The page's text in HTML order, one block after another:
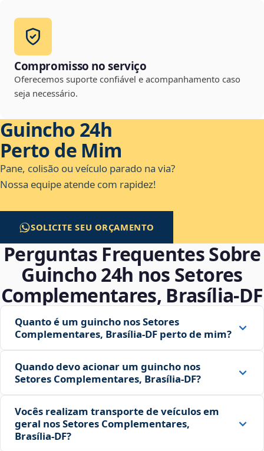
Compromisso no serviço
Oferecemos suporte confiável e acompanhamento caso
seja necessário.
Guincho 24h
Perto de Mim
Pane, colisão ou veículo parado na via?
Nossa equipe atende com rapidez!
SOLICITE SEU ORÇAMENTO
Perguntas Frequentes Sobre
Guincho 24h nos Setores
Complementares, Brasília‑DF
Quanto é um guincho nos Setores
Complementares, Brasília‑DF perto de mim?
Quando devo acionar um guincho nos
Setores Complementares, Brasília‑DF?
Vocês realizam transporte de veículos em
geral nos Setores Complementares,
Brasília‑DF?